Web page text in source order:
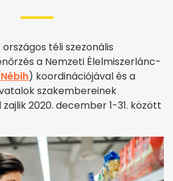
téli szezonális
a Nemzeti Élelmiszerlánc-
Nébih) koordinációjával és a
szakembereinek
2020. december 1-31. között